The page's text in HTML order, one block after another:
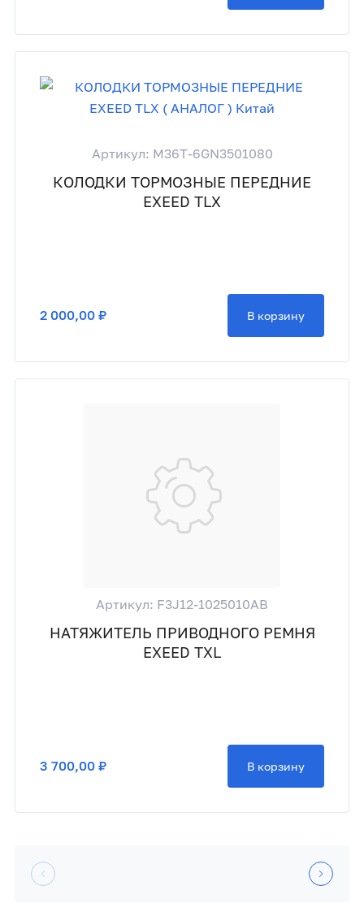
Артикул: M36T-6GN3501080
КОЛОДКИ ТОРМОЗНЫЕ ПЕРЕДНИЕ
EXEED TLX
2 000,00 ₽ В корзину
Артикул: F3J12-1025010AB
НАТЯЖИТЕЛЬ ПРИВОДНОГО РЕМНЯ
EXEED TXL
3 700,00 ₽ В корзину